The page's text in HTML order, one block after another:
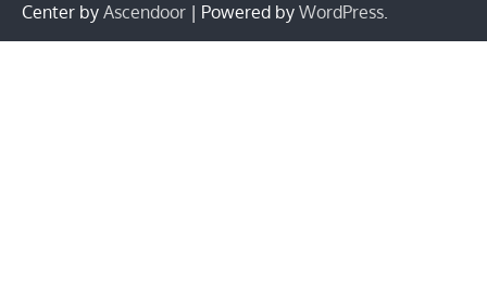
Center by Ascendoor | Powered by WordPress.